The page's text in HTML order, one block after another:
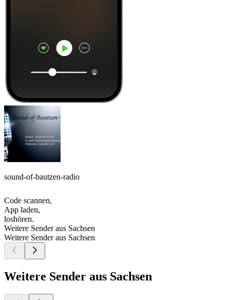
sound-of-bautzen-radio
Code scannen,
App laden,
loshören.
Weitere Sender aus Sachsen
Weitere Sender aus Sachsen
Weitere Sender aus Sachsen